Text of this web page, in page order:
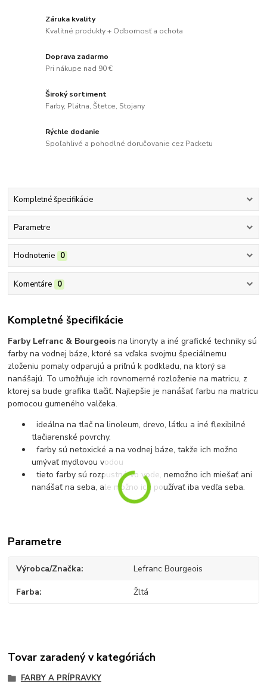
Záruka kvality
Kvalitné produkty + Odbornosť a ochota
Doprava zadarmo
Pri nákupe nad 90 €
Široký sortiment
Farby, Plátna, Štetce, Stojany
Rýchle dodanie
Spoľahlivé a pohodlné doručovanie cez Packetu
Kompletné špecifikácie
Parametre
Hodnotenie 0
Komentáre 0
Kompletné špecifikácie
Farby Lefranc & Bourgeoisna linoryty a iné grafické techniky sú
farby na vodnej báze, ktoré sa vďaka svojmu špeciálnemu
zloženiu pomaly odparujú a priľnú k podkladu, na ktorý sa
nanášajú. To umožňuje ich rovnomerné rozloženie na matricu, z
ktorej sa bude grafika tlačiť. Najlepšie je nanášať farbu na matricu
pomocou gumeného valčeka.
ideálna na tlač na linoleum, drevo, látku a iné flexibilné
tlačiarenské povrchy.
farby sú netoxické a na vodnej báze, takže ich možno
umývať mydlovou vodou
tieto farby sú rozpustné vo vode, nemožno ich miešať ani
nanášať na seba, ale možno ich používať iba vedľa seba.
Parametre
Výrobca/Značka Lefranc Bourgeois
Farba Žltá
Tovar zaradený v kategóriách
FARBY A PRÍPRAVKY